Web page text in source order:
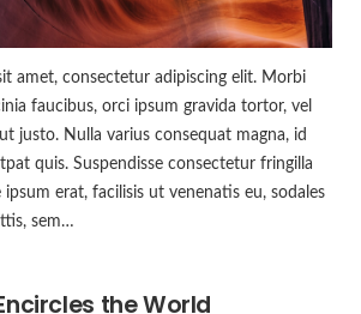
amet, consectetur adipiscing elit. Morbi
faucibus, orci ipsum gravida tortor, vel
justo. Nulla varius consequat magna, id
quis. Suspendisse consectetur fringilla
ipsum erat, facilisis ut venenatis eu, sodales
sem…
the World